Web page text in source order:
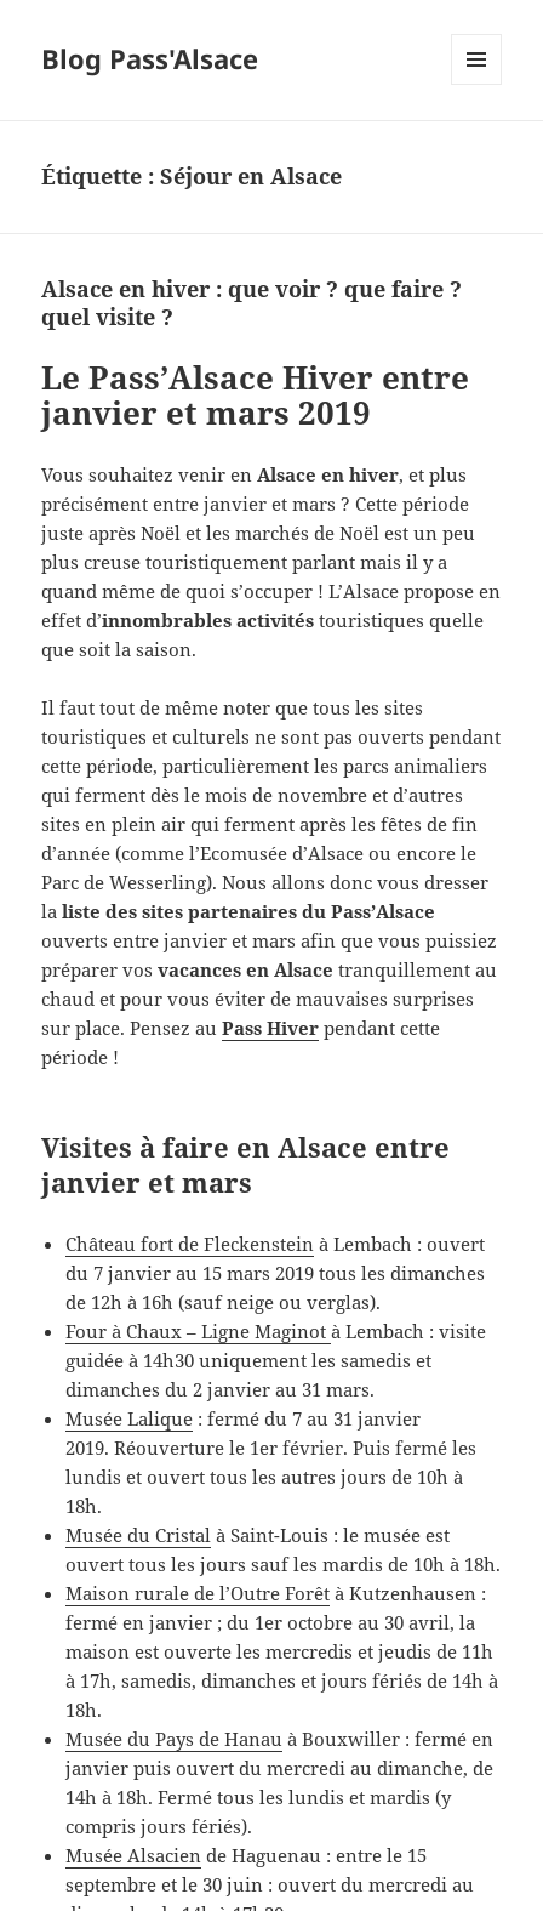
Blog Pass'Alsace
Étiquette :Séjour en Alsace
Alsace en hiver : que voir ? que faire ?
quel visite ?
Le Pass’Alsace Hiver entre
janvier et mars 2019
Vous souhaitez venir enAlsace en hiver, et plus
précisément entre janvier et mars ? Cette période
juste après Noël et les marchés de Noël est un peu
plus creuse touristiquement parlant mais il y a
quand même de quoi s’occuper ! L’Alsace propose en
effet d’innombrables activités touristiques quelle
que soit la saison.
Il faut tout de même noter que tous les sites
touristiques et culturels ne sont pas ouverts pendant
cette période, particulièrement les parcs animaliers
qui ferment dès le mois de novembre et d’autres
sites en plein air qui ferment après les fêtes de fin
d’année (comme l’Ecomusée d’Alsace ou encore le
Parc de Wesserling). Nous allons donc vous dresser
laliste des sites partenaires du Pass’Alsace
ouverts entre janvier et mars afin que vous puissiez
préparer vosvacances en Alsace tranquillement au
chaud et pour vous éviter de mauvaises surprises
sur place. Pensez auPass Hiver pendant cette
période !
Visites à faire en Alsace entre
janvier et mars
Château fort de Fleckenstein à Lembach : ouvert
du 7 janvier au 15 mars 2019 tous les dimanches
de 12h à 16h (sauf neige ou verglas).
Four à Chaux – Ligne Maginotà Lembach : visite
guidée à 14h30 uniquement les samedis et
dimanches du 2 janvier au 31 mars.
Musée Lalique : fermé du 7 au 31 janvier
2019. Réouverture le 1er février. Puis fermé les
lundis et ouvert tous les autres jours de 10h à
18h.
Musée du Cristal à Saint-Louis : le musée est
ouvert tous les jours sauf les mardis de 10h à 18h.
Maison rurale de l’Outre Forêt à Kutzenhausen :
fermé en janvier ; du 1er octobre au 30 avril, la
maison est ouverte les mercredis et jeudis de 11h
à 17h, samedis, dimanches et jours fériés de 14h à
18h.
Musée du Pays de Hanau à Bouxwiller : fermé en
janvier puis ouvert du mercredi au dimanche, de
14h à 18h. Fermé tous les lundis et mardis (y
compris jours fériés).
Musée Alsacien de Haguenau : entre le 15
septembre et le 30 juin : ouvert du mercredi au